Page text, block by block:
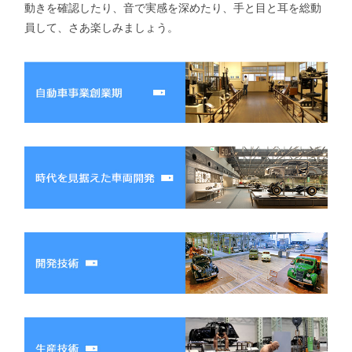
動きを確認したり、音で実感を深めたり、手と目と耳を総動
員して、さあ楽しみましょう。